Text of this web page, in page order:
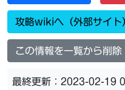
攻略wikiへ（外部サイト
この情報を一覧から削除
最終更新：2023-02-19